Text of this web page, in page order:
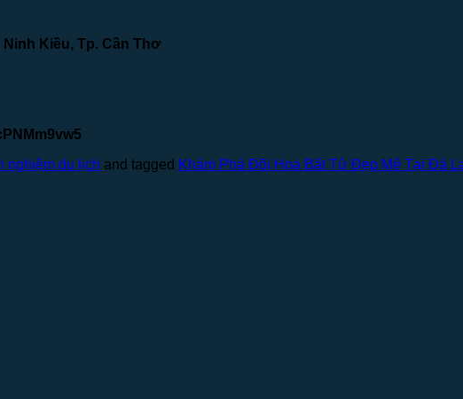
Kiều, Tp. Cần Thơ
nghiệm du lịch and tagged Khám Phá Đồi Hoa Bất Tử Đẹp Mê Tại Đà